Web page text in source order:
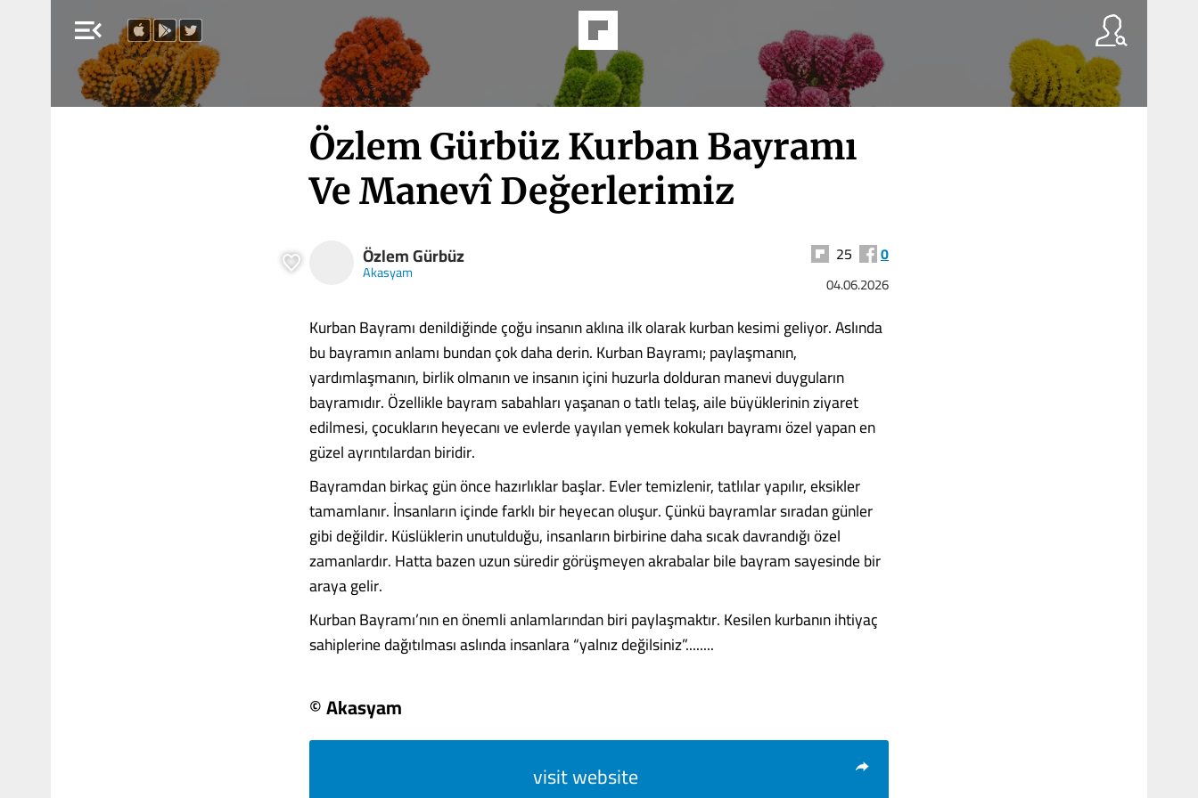
menu_open
Özlem Gürbüz Kurban Bayramı
Ve Manevî Değerlerimiz
Özlem Gürbüz
Akasyam
25 0
04.06.2026
Kurban Bayramı denildiğinde çoğu insanın aklına ilk olarak kurban kesimi geliyor. Aslında
bu bayramın anlamı bundan çok daha derin. Kurban Bayramı; paylaşmanın,
yardımlaşmanın, birlik olmanın ve insanın içini huzurla dolduran manevi duyguların
bayramıdır. Özellikle bayram sabahları yaşanan o tatlı telaş, aile büyüklerinin ziyaret
edilmesi, çocukların heyecanı ve evlerde yayılan yemek kokuları bayramı özel yapan en
güzel ayrıntılardan biridir.
Bayramdan birkaç gün önce hazırlıklar başlar. Evler temizlenir, tatlılar yapılır, eksikler
tamamlanır. İnsanların içinde farklı bir heyecan oluşur. Çünkü bayramlar sıradan günler
gibi değildir. Küslüklerin unutulduğu, insanların birbirine daha sıcak davrandığı özel
zamanlardır. Hatta bazen uzun süredir görüşmeyen akrabalar bile bayram sayesinde bir
araya gelir.
Kurban Bayramı’nın en önemli anlamlarından biri paylaşmaktır. Kesilen kurbanın ihtiyaç
sahiplerine dağıtılması aslında insanlara “yalnız değilsiniz”........
© Akasyam
visit website